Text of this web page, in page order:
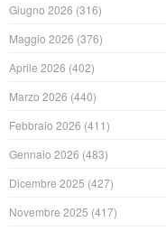
Giugno 2026 (316)
Maggio 2026 (376)
Aprile 2026 (402)
Marzo 2026 (440)
Febbraio 2026 (411)
Gennaio 2026 (483)
Dicembre 2025 (427)
Novembre 2025 (417)